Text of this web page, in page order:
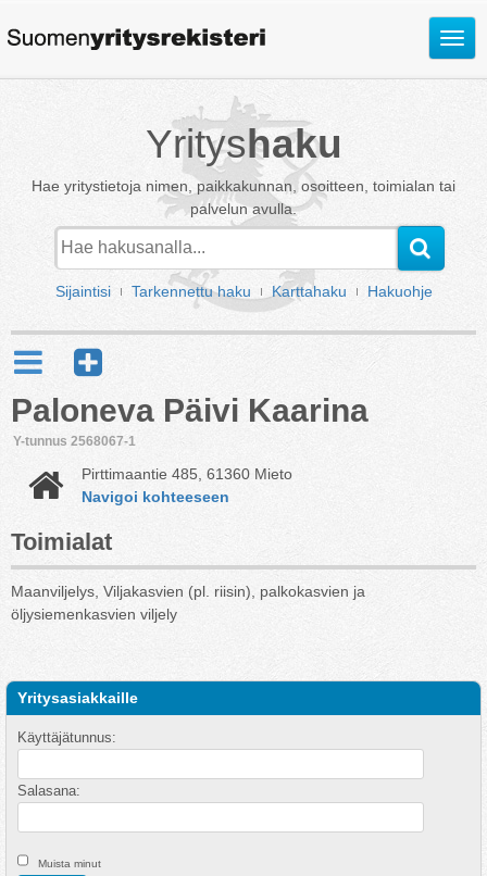
Avaa
Yrityshaku
Hae yritystietoja nimen, paikkakunnan, osoitteen, toimialan tai
palvelun avulla.
Sijaintisi Tarkennettu haku Karttahaku Hakuohje
Paloneva Päivi Kaarina
Y-tunnus 2568067-1
Pirttimaantie 485, 61360 Mieto
Navigoi kohteeseen
Toimialat
Maanviljelys, Viljakasvien (pl. riisin), palkokasvien ja
öljysiemenkasvien viljely
Yritysasiakkaille
Käyttäjätunnus:
Salasana:
Muista minut